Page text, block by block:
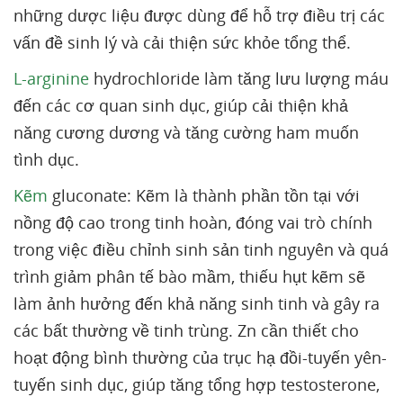
những dược liệu được dùng để hỗ trợ điều trị các
vấn đề sinh lý và cải thiện sức khỏe tổng thể.
L-arginine hydrochloride làm tăng lưu lượng máu
đến các cơ quan sinh dục, giúp cải thiện khả
năng cương dương và tăng cường ham muốn
tình dục.
Kẽm gluconate: Kẽm là thành phần tồn tại với
nồng độ cao trong tinh hoàn, đóng vai trò chính
trong việc điều chỉnh sinh sản tinh nguyên và quá
trình giảm phân tế bào mầm, thiếu hụt kẽm sẽ
làm ảnh hưởng đến khả năng sinh tinh và gây ra
các bất thường về tinh trùng. Zn cần thiết cho
hoạt động bình thường của trục hạ đồi-tuyến yên-
tuyến sinh dục, giúp tăng tổng hợp testosterone,